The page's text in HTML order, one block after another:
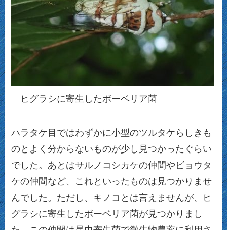
ヒグラシに寄生したボーベリア菌
ハラタケ目ではわずかに小型のツルタケらしきも
のとよく分からないものが少し見つかったぐらい
でした。あとはサルノコシカケの仲間やビョウタ
ケの仲間など、これといったものは見つかりませ
んでした。ただし、キノコとは言えませんが、ヒ
グラシに寄生したボーベリア菌が見つかりまし